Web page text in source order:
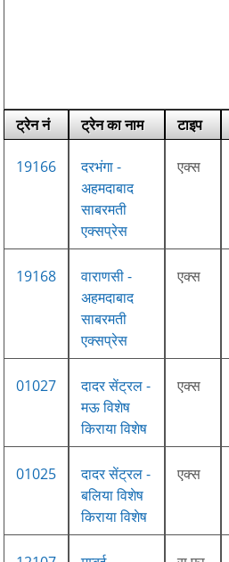
ट्रेन नं ट्रेन का नाम टाइप
19166
दरभंगा -
अहमदाबाद
साबरमती
एक्सप्रेस
एक्स
19168
वाराणसी -
अहमदाबाद
साबरमती
एक्सप्रेस
एक्स
01027
दादर सेंट्रल -
मऊ विशेष
किराया विशेष
एक्स
01025
दादर सेंट्रल -
बलिया विशेष
किराया विशेष
एक्स